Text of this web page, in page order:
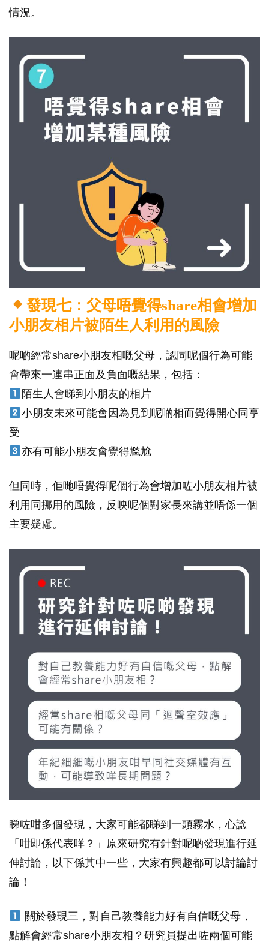
情況。
發現七：父母唔覺得share相會增加
小朋友相片被陌生人利用的風險
呢啲經常share小朋友相嘅父母，認同呢個行為可能
會帶來一連串正面及負面嘅結果，包括：
陌生人會睇到小朋友的相片
小朋友未來可能會因為見到呢啲相而覺得開心同享
受
亦有可能小朋友會覺得尷尬
但同時，佢哋唔覺得呢個行為會增加咗小朋友相片被
利用同挪用的風險，反映呢個對家長來講並唔係一個
主要疑慮。
睇咗咁多個發現，大家可能都睇到一頭霧水，心諗
「咁即係代表咩？」原來研究有針對呢啲發現進行延
伸討論，以下係其中一些，大家有興趣都可以討論討
論！
關於發現三，對自己教養能力好有自信嘅父母，
點解會經常share小朋友相？研究員提出咗兩個可能